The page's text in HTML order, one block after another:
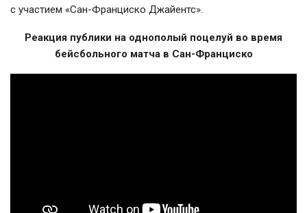
с участием «Сан-Франциско Джайентс».
Реакция публики на однополый поцелуй во время
бейсбольного матча в Сан-Франциско